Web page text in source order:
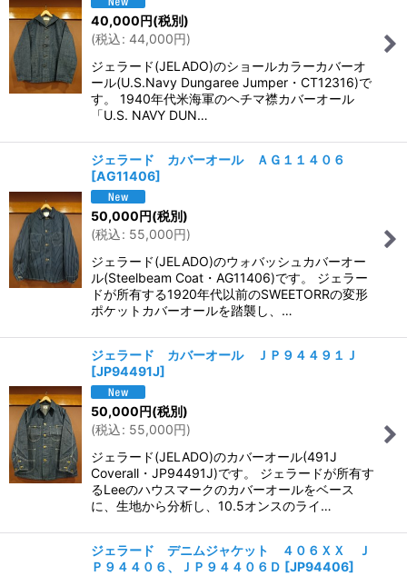
40,000円(税別)
(税込: 44,000円)
ジェラード(JELADO)のショールカラーカバーオ
ール(U.S.Navy Dungaree Jumper・CT12316)で
す。 1940年代米海軍のヘチマ襟カバーオール
「U.S. NAVY DUN…
ジェラード カバーオール ＡＧ１１４０６
[AG11406]
50,000円(税別)
(税込: 55,000円)
ジェラード(JELADO)のウォバッシュカバーオー
ル(Steelbeam Coat・AG11406)です。 ジェラー
ドが所有する1920年代以前のSWEETORRの変形
ポケットカバーオールを踏襲し、…
ジェラード カバーオール ＪＰ９４４９１Ｊ
[JP94491J]
50,000円(税別)
(税込: 55,000円)
ジェラード(JELADO)のカバーオール(491J
Coverall・JP94491J)です。 ジェラードが所有す
るLeeのハウスマークのカバーオールをベース
に、生地から分析し、10.5オンスのライ…
ジェラード デニムジャケット ４０６ＸＸ Ｊ
Ｐ９４４０６、ＪＰ９４４０６Ｄ [JP94406]